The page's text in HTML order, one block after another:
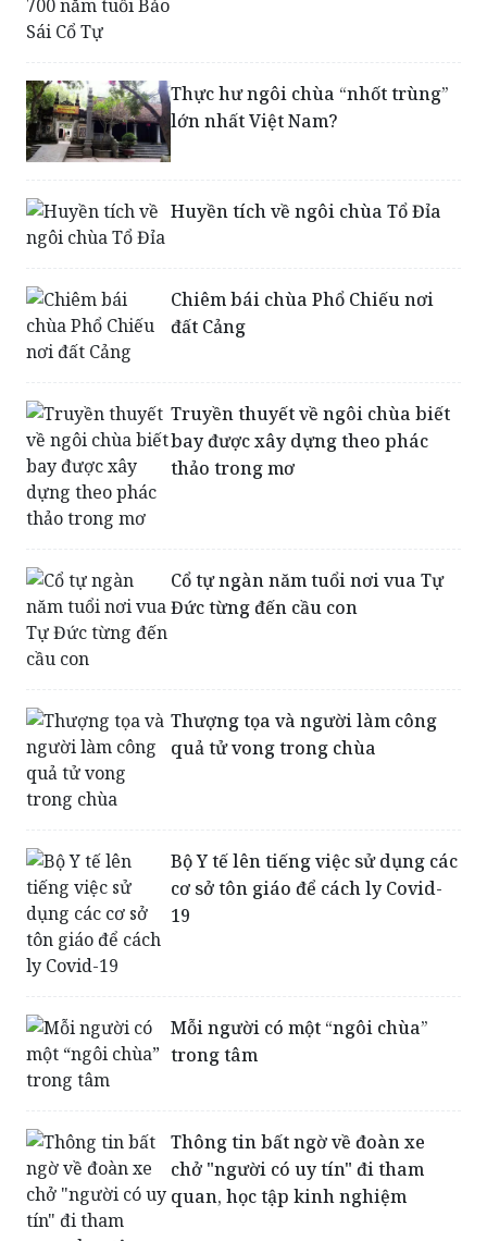
Thực hư ngôi chùa “nhốt trùng”
lớn nhất Việt Nam?
Huyền tích về ngôi chùa Tổ Đỉa
Chiêm bái chùa Phổ Chiếu nơi
đất Cảng
Truyền thuyết về ngôi chùa biết
bay được xây dựng theo phác
thảo trong mơ
Cổ tự ngàn năm tuổi nơi vua Tự
Đức từng đến cầu con
Thượng tọa và người làm công
quả tử vong trong chùa
Bộ Y tế lên tiếng việc sử dụng các
cơ sở tôn giáo để cách ly Covid-
19
Mỗi người có một “ngôi chùa”
trong tâm
Thông tin bất ngờ về đoàn xe
chở "người có uy tín" đi tham
quan, học tập kinh nghiệm